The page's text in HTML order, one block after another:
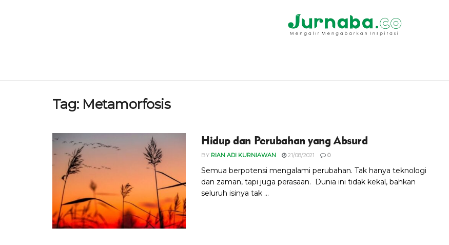
Tag: Metamorfosis
Hidup dan Perubahan yang Absurd
BY RIAN ADI KURNIAWAN 21/08/2021 0
Semua berpotensi mengalami perubahan. Tak hanya teknologi
dan zaman, tapi juga perasaan. Dunia ini tidak kekal, bahkan
seluruh isinya tak ...